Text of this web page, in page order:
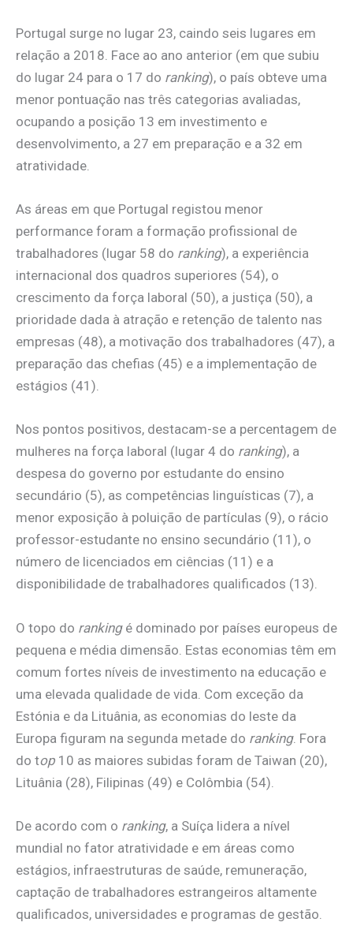
Portugal surge no lugar 23, caindo seis lugares em
relação a 2018. Face ao ano anterior (em que subiu
do lugar 24 para o 17 do ranking), o país obteve uma
menor pontuação nas três categorias avaliadas,
ocupando a posição 13 em investimento e
desenvolvimento, a 27 em preparação e a 32 em
atratividade.
As áreas em que Portugal registou menor
performance foram a formação profissional de
trabalhadores (lugar 58 do ranking), a experiência
internacional dos quadros superiores (54), o
crescimento da força laboral (50), a justiça (50), a
prioridade dada à atração e retenção de talento nas
empresas (48), a motivação dos trabalhadores (47), a
preparação das chefias (45) e a implementação de
estágios (41).
Nos pontos positivos, destacam-se a percentagem de
mulheres na força laboral (lugar 4 do ranking), a
despesa do governo por estudante do ensino
secundário (5), as competências linguísticas (7), a
menor exposição à poluição de partículas (9), o rácio
professor-estudante no ensino secundário (11), o
número de licenciados em ciências (11) e a
disponibilidade de trabalhadores qualificados (13).
O topo do rankingé dominado por países europeus de
pequena e média dimensão. Estas economias têm em
comum fortes níveis de investimento na educação e
uma elevada qualidade de vida. Com exceção da
Estónia e da Lituânia, as economias do leste da
Europa figuram na segunda metade do ranking. Fora
do top 10 as maiores subidas foram de Taiwan (20),
Lituânia (28), Filipinas (49) e Colômbia (54).
De acordo com o ranking, a Suíça lidera a nível
mundial no fator atratividade e em áreas como
estágios, infraestruturas de saúde, remuneração,
captação de trabalhadores estrangeiros altamente
qualificados, universidades e programas de gestão.